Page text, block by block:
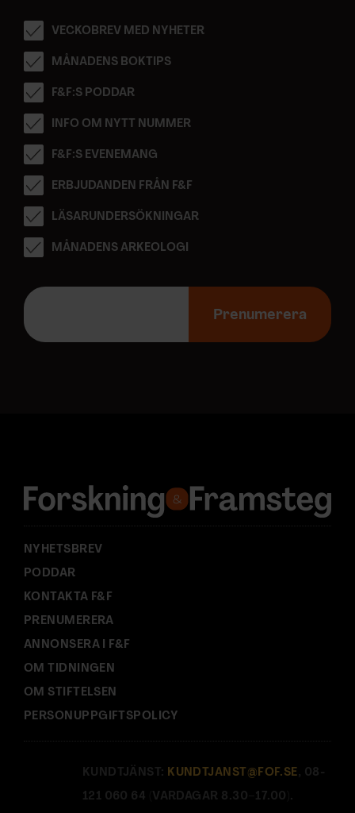
VECKOBREV MED NYHETER
MÅNADENS BOKTIPS
F&F:S PODDAR
INFO OM NYTT NUMMER
F&F:S EVENEMANG
ERBJUDANDEN FRÅN F&F
LÄSARUNDERSÖKNINGAR
MÅNADENS ARKEOLOGI
E
p
s
:
Prenumerera
NYHETSBREV
PODDAR
KONTAKTA F&F
PRENUMERERA
ANNONSERA I F&F
OM TIDNINGEN
OM STIFTELSEN
PERSONUPPGIFTSPOLICY
KUNDTJÄNST: KUNDTJANST@FOF.SE , 08-
121 060 64 (VARDAGAR 8.30–17.00).